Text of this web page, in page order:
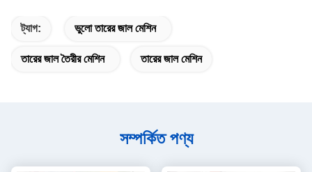
ট্যাগ: ভুলো তারের জাল মেশিন
তারের জাল তৈরীর মেশিন তারের জাল মেশিন
সম্পর্কিত পণ্য